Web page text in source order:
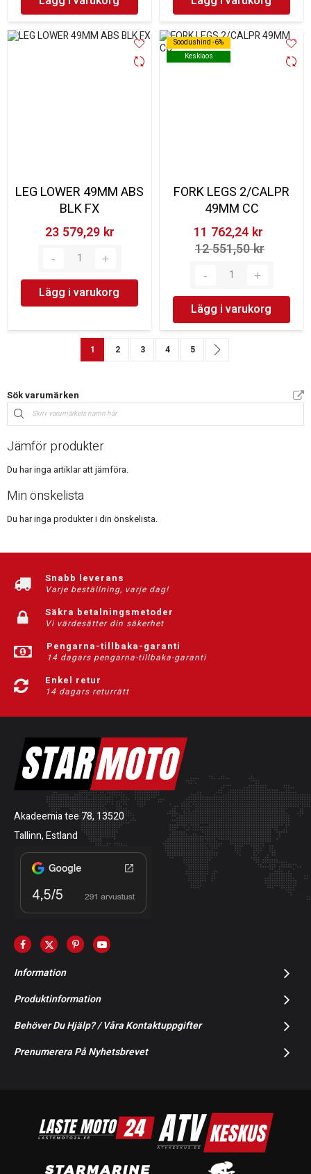
LEG LOWER 49MM ABS
BLK FX
23 579,29 kr‎
Lägg i varukorg
Soodushind -6%
Kesklaos
Soodushind -6%
Kesklaos
FORK LEGS 2/CALPR
49MM CC
11 762,24 kr‎
12 551,50 kr‎
Lägg i varukorg
SidaYou're currently reading page
1 Sida
2 Sida
3 Sida
4 Sida
5
Sök varumärken
Jämför produkter
Du har inga artiklar att jämföra.
Min önskelista
Du har inga produkter i din önskelista.
Snabb leverans
Varje beställning, varje dag!
Säkra betalningsmetoder
Vi värdesätter din säkerhet
Pengarna-tillbaka-garanti
14 dagars pengarna-tillbaka-garanti
Enkel retur
14 dagars returrätt
Akadeemia tee 78, 13520
Tallinn, Estland
Information
Produktinformation
Behöver Du Hjälp? / Våra Kontaktuppgifter
Prenumerera På Nyhetsbrevet